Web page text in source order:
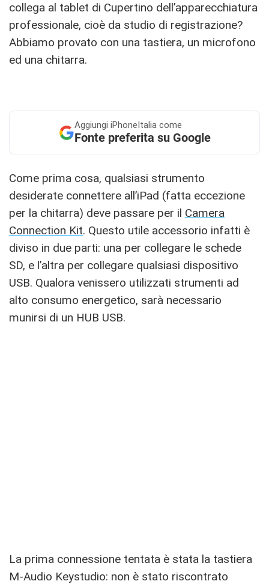
collega al tablet di Cupertino dell’apparecchiatura
professionale, cioè da studio di registrazione?
Abbiamo provato con una tastiera, un microfono
ed una chitarra.
Aggiungi iPhoneItalia come
Fonte preferita su Google
Come prima cosa, qualsiasi strumento
desiderate connettere all’iPad (fatta eccezione
per la chitarra) deve passare per il Camera
Connection Kit. Questo utile accessorio infatti è
diviso in due parti: una per collegare le schede
SD, e l’altra per collegare qualsiasi dispositivo
USB. Qualora venissero utilizzati strumenti ad
alto consumo energetico, sarà necessario
munirsi di un HUB USB.
La prima connessione tentata è stata la tastiera
M-Audio Keystudio: non è stato riscontrato